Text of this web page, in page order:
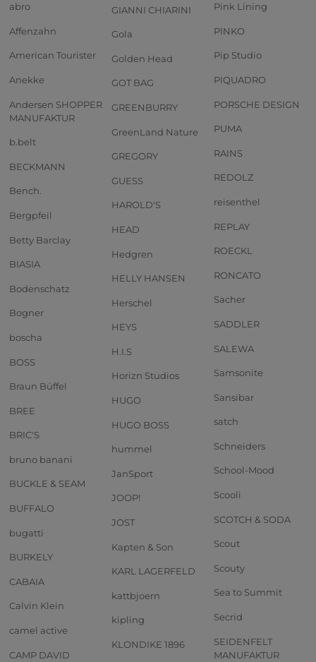
abro
Affenzahn
American Tourister
Anekke
Andersen SHOPPER
MANUFAKTUR
b.belt
BECKMANN
Bench.
Bergpfeil
Betty Barclay
BIASIA
Bodenschatz
Bogner
boscha
BOSS
Braun Büffel
BREE
BRIC'S
bruno banani
BUCKLE & SEAM
BUFFALO
bugatti
BURKELY
CABAIA
Calvin Klein
camel active
CAMP DAVID
GIANNI CHIARINI
Gola
Golden Head
GOT BAG
GREENBURRY
GreenLand Nature
GREGORY
GUESS
HAROLD'S
HEAD
Hedgren
HELLY HANSEN
Herschel
HEYS
H.I.S
Horizn Studios
HUGO
HUGO BOSS
hummel
JanSport
JOOP!
JOST
Kapten & Son
KARL LAGERFELD
kattbjoern
kipling
KLONDIKE 1896
Pink Lining
PINKO
Pip Studio
PIQUADRO
PORSCHE DESIGN
PUMA
RAINS
REDOLZ
reisenthel
REPLAY
ROECKL
RONCATO
Sacher
SADDLER
SALEWA
Samsonite
Sansibar
satch
Schneiders
School-Mood
Scooli
SCOTCH & SODA
Scout
Scouty
Sea to Summit
Secrid
SEIDENFELT
MANUFAKTUR